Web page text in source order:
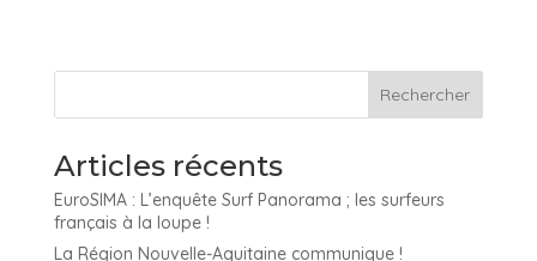
Articles récents
EuroSIMA : L’enquête Surf Panorama ; les surfeurs
français à la loupe !
La Région Nouvelle-Aquitaine communique !